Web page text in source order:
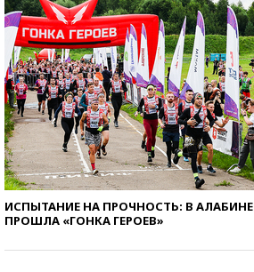
ИСПЫТАНИЕ НА ПРОЧНОСТЬ: В АЛАБИНЕ
ПРОШЛА «ГОНКА ГЕРОЕВ»